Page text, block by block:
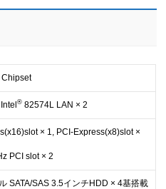
Intel® 82574L LAN × 2
× 1, PCI-Express(x8)slot ×
PCI slot × 2
SATA/SAS 3.5インチHDD × 4基搭載